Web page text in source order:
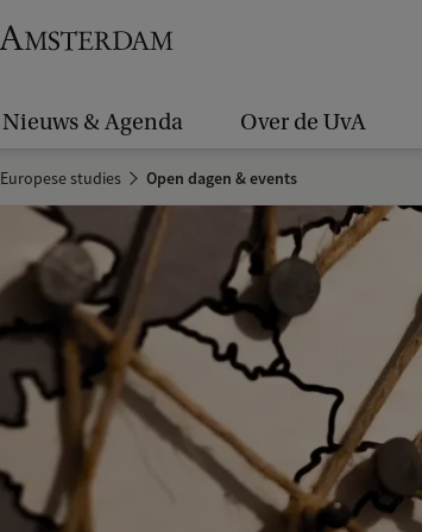
Nieuws & Agenda Over de UvA
Europese studies Open dagen & events